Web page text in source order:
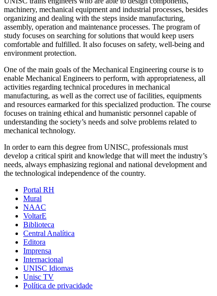
machinery, mechanical equipment and industrial processes, besides
organizing and dealing with the steps inside manufacturing,
assembly, operation and maintenance processes. The program of
study focuses on searching for solutions that would keep users
comfortable and fulfilled. It also focuses on safety, well-being and
environment protection.
One of the main goals of the Mechanical Engineering course is to
enable Mechanical Engineers to perform, with appropriateness, all
activities regarding technical procedures in mechanical
manufacturing, as well as the correct use of facilities, equipments
and resources earmarked for this specialized production. The course
focuses on training ethical and humanistic personnel capable of
understanding the society’s needs and solve problems related to
mechanical technology.
In order to earn this degree from UNISC, professionals must
develop a critical spirit and knowledge that will meet the industry’s
needs, always emphasizing regional and national development and
the technological independence of the country.
Portal RH
Mural
NAAC
VoltarE
Biblioteca
Central Analítica
Editora
Imprensa
Internacional
UNISC Idiomas
Unisc TV
Política de privacidade